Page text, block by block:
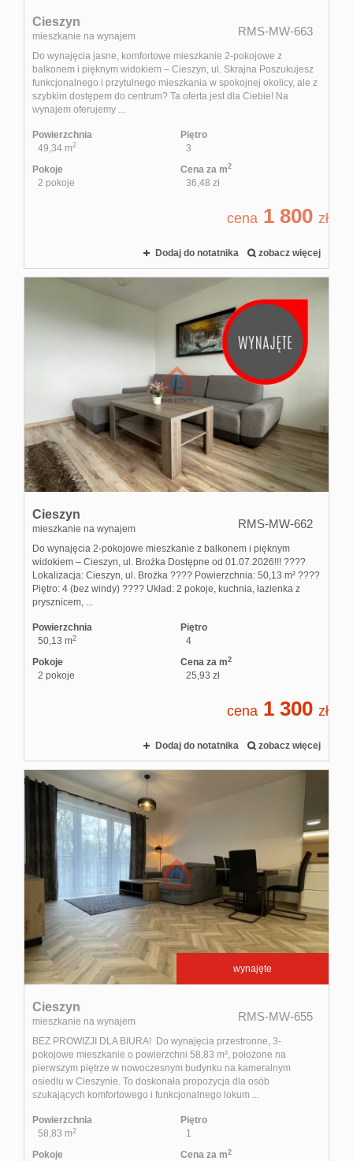
Cieszyn
mieszkanie na wynajem RMS-MW-663
Do wynajęcia jasne, komfortowe mieszkanie 2-pokojowe z
balkonem i pięknym widokiem – Cieszyn, ul. Skrajna Poszukujesz
funkcjonalnego i przytulnego mieszkania w spokojnej okolicy, ale z
szybkim dostępem do centrum? Ta oferta jest dla Ciebie! Na
wynajem oferujemy ...
Powierzchnia
49,34 m2
Piętro
3
Pokoje
2 pokoje
Cena za m2
36,48 zł
cena 1 800 zł
Dodaj do notatnika zobacz więcej
Cieszyn
mieszkanie na wynajem RMS-MW-662
Do wynajęcia 2-pokojowe mieszkanie z balkonem i pięknym
widokiem – Cieszyn, ul. Brożka Dostępne od 01.07.2026!!! ????
Lokalizacja: Cieszyn, ul. Brożka ???? Powierzchnia: 50,13 m² ????
Piętro: 4 (bez windy) ???? Układ: 2 pokoje, kuchnia, łazienka z
prysznicem, ...
Powierzchnia
50,13 m2
Piętro
4
Pokoje
2 pokoje
Cena za m2
25,93 zł
cena 1 300 zł
Dodaj do notatnika zobacz więcej
wynajęte
Cieszyn
mieszkanie na wynajem RMS-MW-655
BEZ PROWIZJI DLA BIURA! Do wynajęcia przestronne, 3-
pokojowe mieszkanie o powierzchni 58,83 m², położone na
pierwszym piętrze w nowoczesnym budynku na kameralnym
osiedlu w Cieszynie. To doskonała propozycja dla osób
szukających komfortowego i funkcjonalnego lokum ...
Powierzchnia
58,83 m2
Piętro
1
Pokoje
Cena za m2